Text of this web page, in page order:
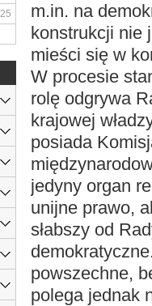
m.in. na
konstrukcji nie
mieści się w
W procesie
rolę odgrywa
krajowej
posiada
jedyny organ
unijne prawo,
słabszy od
powszechne,
polega jednak
25